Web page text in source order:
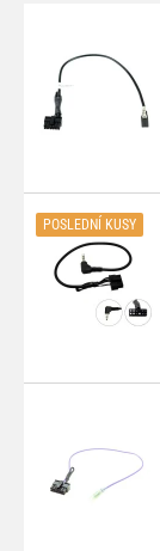
POSLEDNÍ KUSY